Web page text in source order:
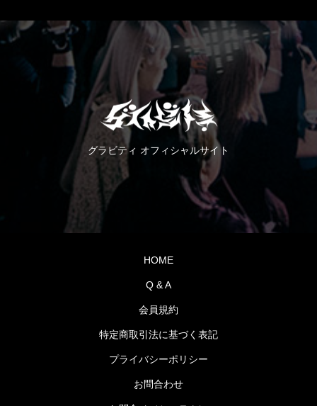
グラビティ オフィシャルサイト
HOME
Q & A
会員規約
特定商取引法に基づく表記
プライバシーポリシー
お問合わせ